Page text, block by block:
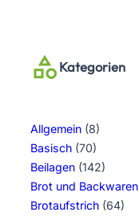
Kategorien
Allgemein (8)
Basisch (70)
Beilagen (142)
Brot und Backwaren
Brotaufstrich (64)